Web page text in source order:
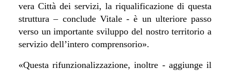
vera Città dei servizi, la riqualificazione di questa
struttura – conclude Vitale - è un ulteriore passo
verso un importante sviluppo del nostro territorio a
servizio dell’intero comprensorio».
«Questa rifunzionalizzazione, inoltre - aggiunge il